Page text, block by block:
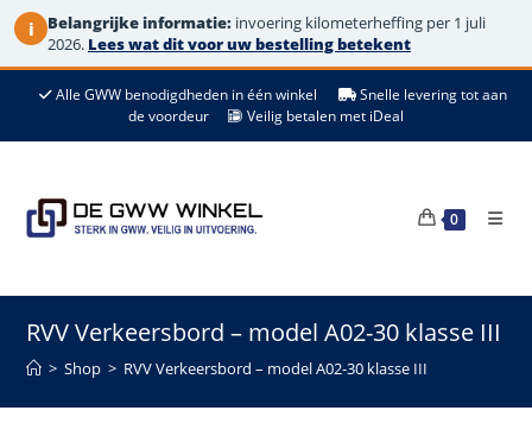
i Belangrijke informatie: invoering kilometerheffing per 1 juli
2026. Lees wat dit voor uw bestelling betekent
de
Alle GWW benodigdheden in één winkel
Snelle levering tot aan
de voordeur
Veilig betalen met iDeal
0
RVV Verkeersbord – model A02-30 klasse III
> Shop > RVV Verkeersbord – model A02-30 klasse III